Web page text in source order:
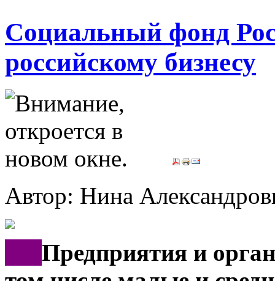
Социальный фонд
российскому бизнесу
Автор: Нина
Предприятия и